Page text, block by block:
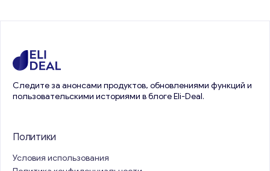
Следите за анонсами продуктов, обновлениями функций и
пользовательскими историями в блоге Eli-Deal.
Политики
Условия использования